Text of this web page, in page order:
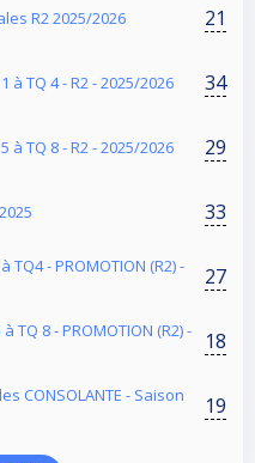
R2 2025/2026 21
à TQ 4 - R2 - 2025/2026 34
à TQ 8 - R2 - 2025/2026 29
33
TQ4 - PROMOTION (R2) -
27
TQ 8 - PROMOTION (R2) -
18
CONSOLANTE - Saison
19